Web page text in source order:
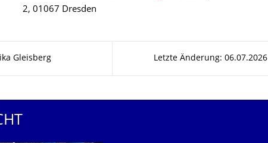
2, 01067 Dresden
Gleisberg Letzte Änderung: 06.07.2026